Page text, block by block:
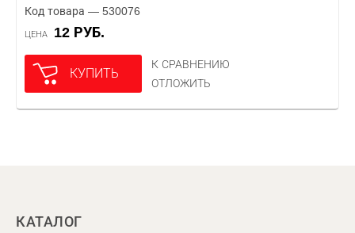
Код товара — 530076
ЦЕНА 12 РУБ.
КУПИТЬ
К СРАВНЕНИЮ
ОТЛОЖИТЬ
КАТАЛОГ